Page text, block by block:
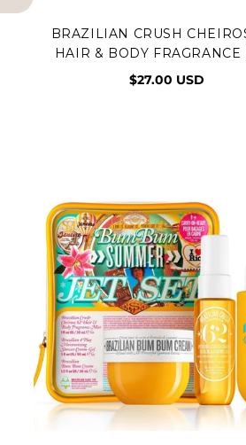
Agregar al carrito
BRAZILIAN CRUSH
HAIR & BODY FRAGRANCE
$27.00 USD